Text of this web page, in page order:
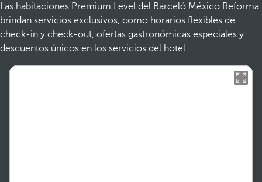
Las habitaciones Premium Level del Barceló México Reforma
brindan servicios exclusivos, como horarios flexibles de
check-in y check-out, ofertas gastronómicas especiales y
descuentos únicos en los servicios del hotel.